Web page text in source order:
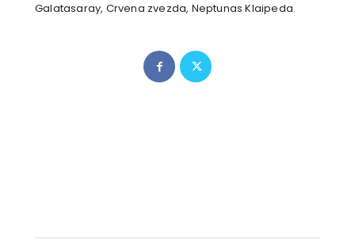
Galatasaray, Crvena zvezda, Neptunas Klaipeda.